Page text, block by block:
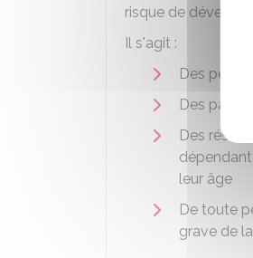
risque de
Il s'agit :
Des
Des
Des
leur âge
De toute
grave de